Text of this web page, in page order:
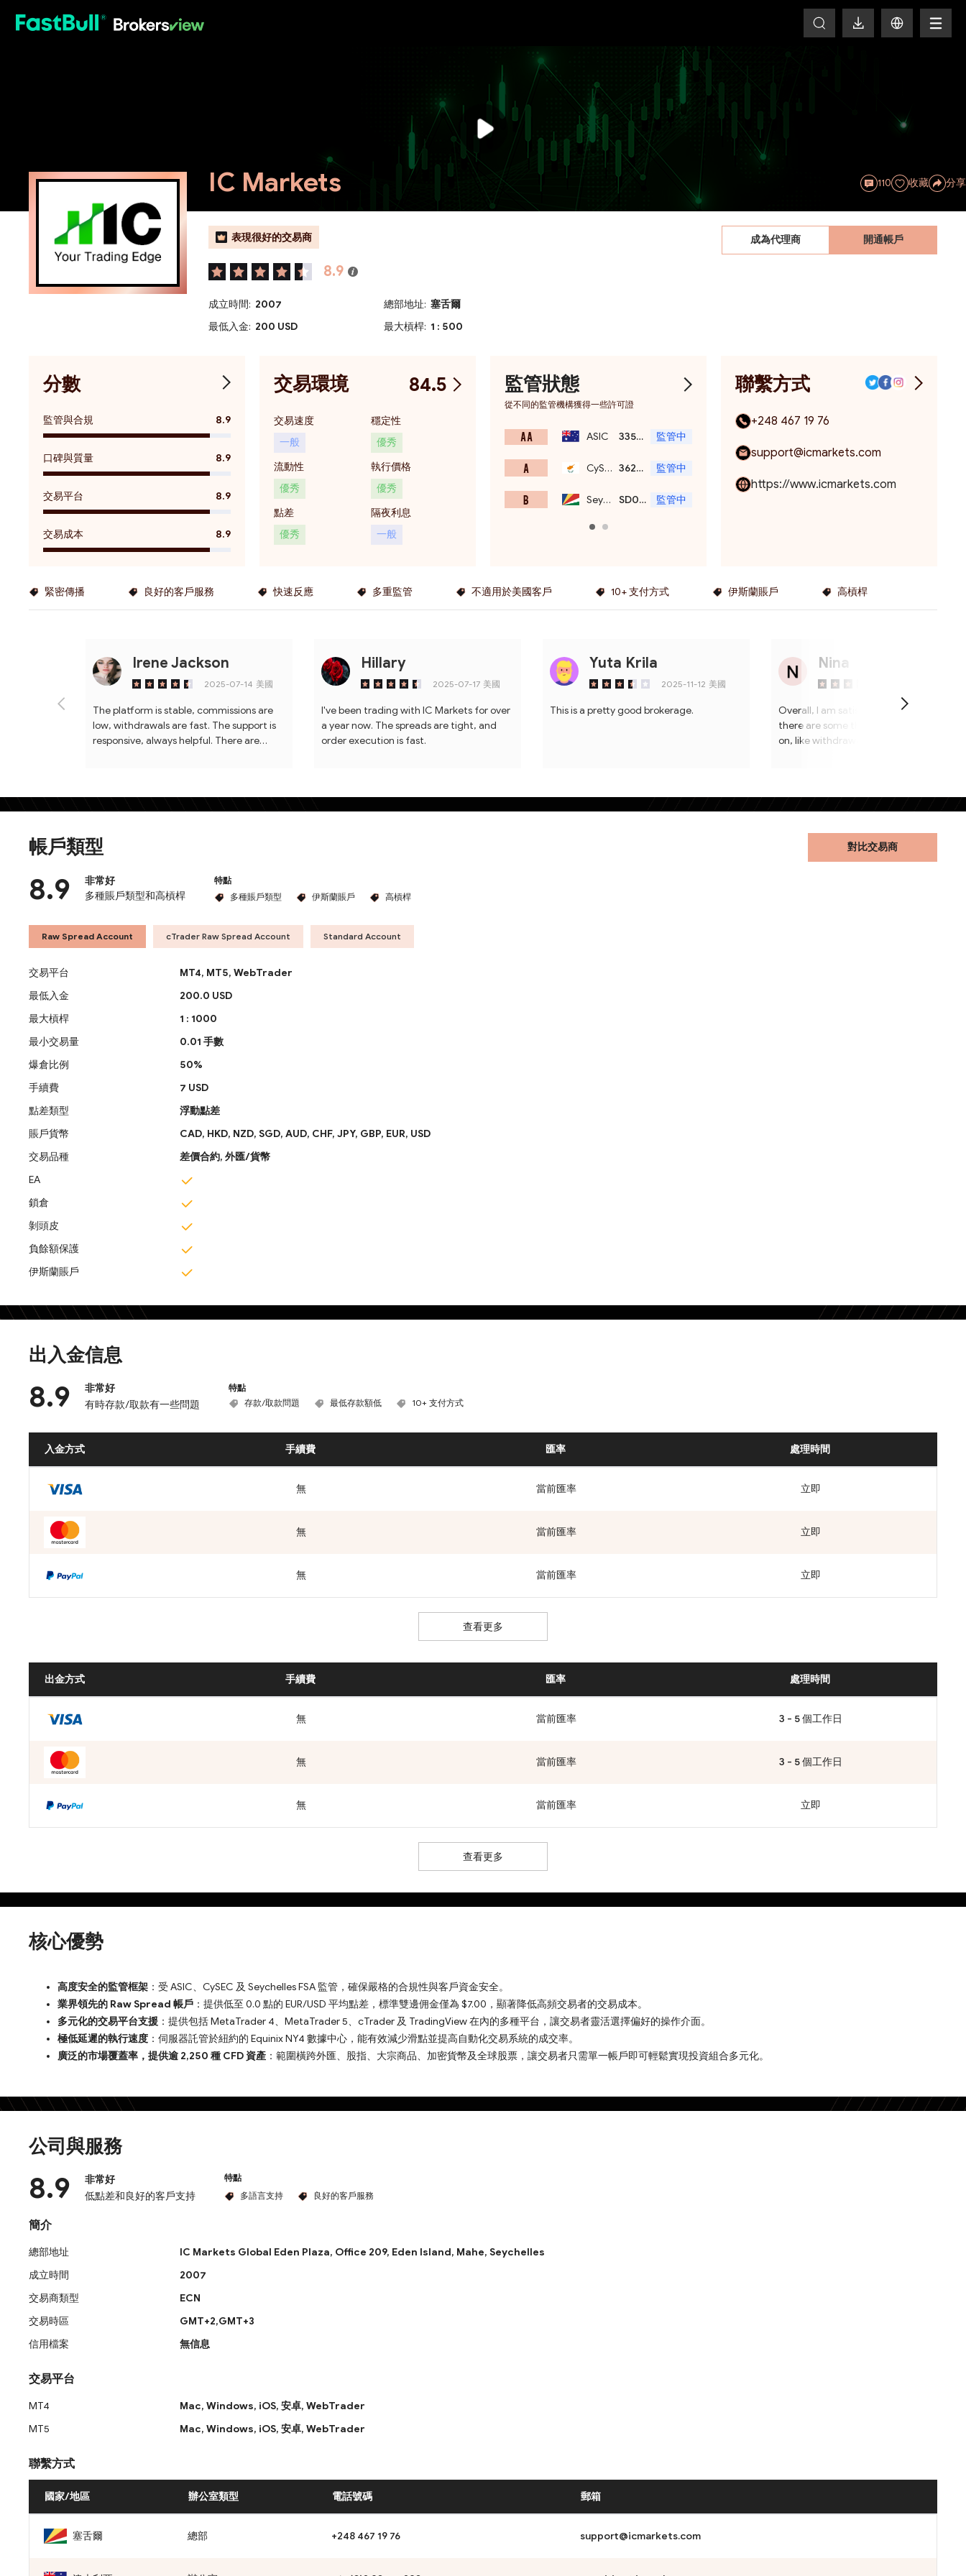
IC Markets 110 收藏 分享
表現很好的交易商
8.9
成立時間: 2007
最低入金: 200 USD
總部地址: 塞舌爾
最大槓桿: 1 : 500
成為代理商 開通帳戶
分數
監管與合規 8.9
口碑與質量 8.9
交易平台 8.9
交易成本 8.9
交易環境 84.5
交易速度
一般
穩定性
優秀
流動性
優秀
執行價格
優秀
點差
優秀
隔夜利息
一般
監管狀態
從不同的監管機構獲得一些許可證
A A ASIC 335692
A CySEC 362/18
B Seychelles FSA SD018
監管中
監管中
監管中
聯繫方式
+248 467 19 76
support@icmarkets.com
https://www.icmarkets.com
緊密傳播 良好的客戶服務 快速反應 多重監管 不適用於美國客戶 10+ 支付方式 伊斯蘭賬戶 高槓桿
Irene Jackson
2025-07-14 美國
The platform is stable, commissions are
low, withdrawals are fast. The support is
responsive, always helpful. There are
Hillary
2025-07-17 美國
I've been trading with IC Markets for over
a year now. The spreads are tight, and
order execution is fast.
Yuta Krila
2025-11-12 美國
This is a pretty good brokerage.
Nina
Overall, I am satisfied with this broker
there are some things they should work
on, like withdrawal.
帳戶類型 對比交易商
8.9
非常好
多種賬戶類型和高槓桿
特點
多種賬戶類型
伊斯蘭賬戶 高槓桿
Raw Spread Account cTrader Raw Spread Account Standard Account
交易平台 MT4, MT5, WebTrader
最低入金
200.0 USD
最大槓桿
1 : 1000
最小交易量
0.01 手數
爆倉比例
50%
手續費
7 USD
點差類型
浮動點差
賬戶貨幣
CAD, HKD, NZD, SGD, ‎AUD, CHF, JPY, GBP, EUR, USD
交易品種
差價合約, 外匯/貨幣
EA
鎖倉
剝頭皮
負餘額保護
伊斯蘭賬戶
出入金信息
8.9
非常好
有時存款/取款有一些問題
特點
存款/取款問題
最低存款額低 10+ 支付方式
入金方式 手續費 匯率 處理時間
無 當前匯率 立即
無 當前匯率 立即
無 當前匯率 立即
查看更多
出金方式 手續費 匯率 處理時間
無 當前匯率 3 - 5 個工作日
無 當前匯率 3 - 5 個工作日
無 當前匯率 立即
查看更多
核心優勢
高度安全的監管框架 ：受 ASIC、CySEC 及 Seychelles FSA 監管，確保嚴格的合規性與客戶資金安全。
業界領先的 Raw Spread 帳戶 ：提供低至 0.0 點的 EUR/USD 平均點差，標準雙邊佣金僅為 $7.00，顯著降低高頻交易者的交易成本。
多元化的交易平台支援 ：提供包括 MetaTrader 4、MetaTrader 5、cTrader 及 TradingView 在內的多種平台，讓交易者靈活選擇偏好的操作介面。
極低延遲的執行速度 ：伺服器託管於紐約的 Equinix NY4 數據中心，能有效減少滑點並提高自動化交易系統的成交率。
廣泛的市場覆蓋率，提供逾 2,250 種 CFD 資產 ：範圍橫跨外匯、股指、大宗商品、加密貨幣及全球股票，讓交易者只需單一帳戶即可輕鬆實現投資組合多元化。
公司與服務
8.9
非常好
低點差和良好的客戶支持
特點
多語言支持
良好的客戶服務
簡介
總部地址
IC Markets Global Eden Plaza, Office 209, Eden Island, Mahe, Seychelles
成立時間
2007
交易商類型
ECN
交易時區
GMT+2,GMT+3
信用檔案
無信息
交易平台
MT4 Mac, Windows, iOS, 安卓, WebTrader
MT5
Mac, Windows, iOS, 安卓, WebTrader
聯繫方式
國家/地區 辦公室類型 電話號碼 郵箱
塞舌爾 總部 +248 467 19 76 support@icmarkets.com